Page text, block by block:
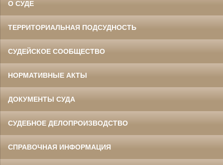
О СУДЕ
ТЕРРИТОРИАЛЬНАЯ ПОДСУДНОСТЬ
СУДЕЙСКОЕ СООБЩЕСТВО
НОРМАТИВНЫЕ АКТЫ
ДОКУМЕНТЫ СУДА
СУДЕБНОЕ ДЕЛОПРОИЗВОДСТВО
СПРАВОЧНАЯ ИНФОРМАЦИЯ